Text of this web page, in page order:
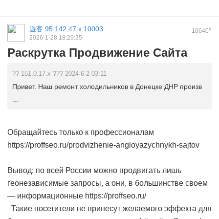
10640#
遊客 95.142.47.x:10003
2026-1-28 18:29:35
Раскрутка Продвижение Сайта
?? 151.0.17.x ??? 2024-6-2 03:11
Привет. Наш ремонт холодильников в Донецке ДНР произв
Обращайтесь только к профессионалам
https://proffseo.ru/prodvizhenie-angloyazychnykh-sajtov
Вывод: по всей России можно продвигать лишь
геонезависимые запросы, а они, в большинстве своем
— информационные https://proffseo.ru/
Такие посетители не принесут желаемого эффекта для